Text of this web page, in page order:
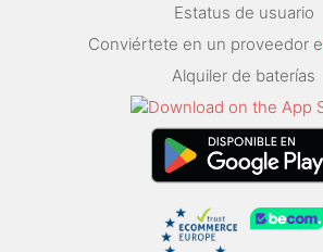
Estatus de usuario
Conviértete en un proveedor e
Alquiler de baterías